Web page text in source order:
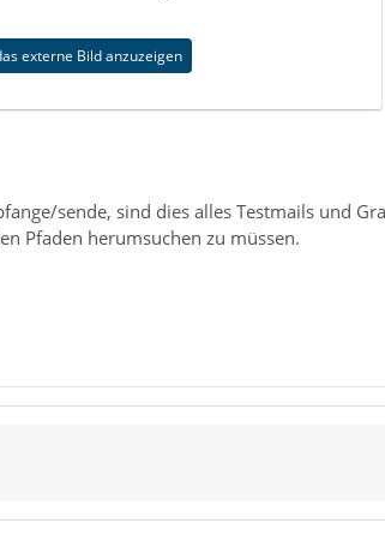
externe Bild anzuzeigen
sende, sind dies alles Testmails und
Pfaden herumsuchen zu müssen.